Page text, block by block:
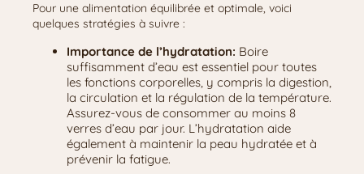
Pour une alimentation équilibrée et optimale, voici
quelques stratégies à suivre :
Importance de l’hydratation: Boire
suffisamment d’eau est essentiel pour toutes
les fonctions corporelles, y compris la digestion,
la circulation et la régulation de la température.
Assurez-vous de consommer au moins 8
verres d’eau par jour. L’hydratation aide
également à maintenir la peau hydratée et à
prévenir la fatigue.